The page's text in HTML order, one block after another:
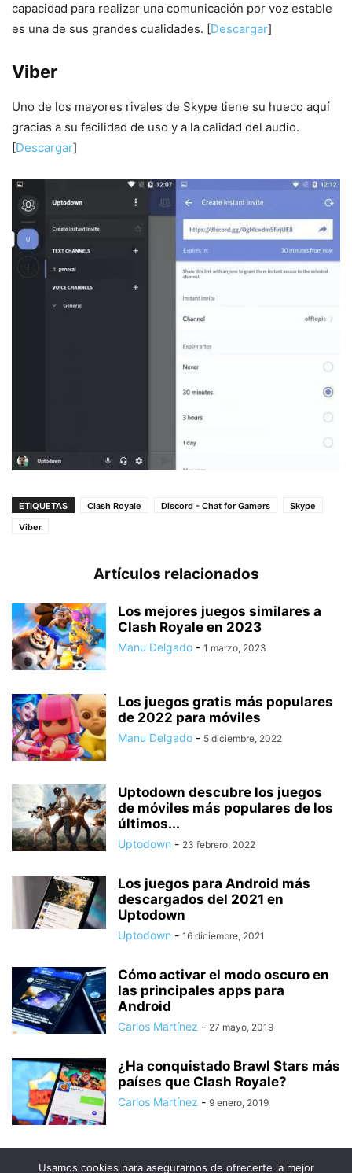
capacidad para realizar una comunicación por voz estable
es una de sus grandes cualidades. [Descargar]
Viber
Uno de los mayores rivales de Skype tiene su hueco aquí
gracias a su facilidad de uso y a la calidad del audio.
[Descargar]
ETIQUETAS Clash Royale Discord - Chat for Gamers
Skype
Viber
Artículos relacionados
Los mejores juegos similares a
Clash Royale en 2023
Manu Delgado - 1 marzo, 2023
Los juegos gratis más populares
de 2022 para móviles
Manu Delgado - 5 diciembre, 2022
Uptodown descubre los juegos
de móviles más populares de los
últimos...
Uptodown - 23 febrero, 2022
Los juegos para Android más
descargados del 2021 en
Uptodown
Uptodown - 16 diciembre, 2021
Cómo activar el modo oscuro en
las principales apps para
Android
Carlos Martínez - 27 mayo, 2019
¿Ha conquistado Brawl Stars más
países que Clash Royale?
Carlos Martínez - 9 enero, 2019
Usamos cookies para asegurarnos de ofrecerte la mejor